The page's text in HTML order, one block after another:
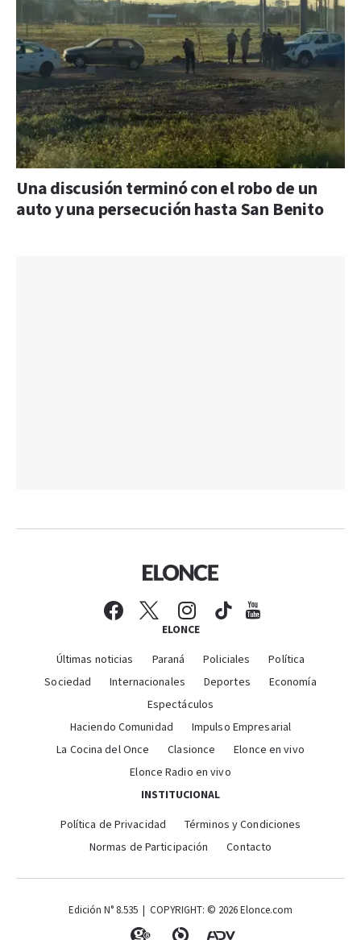
Una discusión terminó con el robo de un
auto y una persecución hasta San Benito
ELONCE
Últimas noticias Paraná Policiales
Política
Sociedad
Internacionales Deportes
Economía
Espectáculos
Haciendo Comunidad
Impulso Empresarial
La Cocina del Once
Clasionce
Elonce en vivo
Elonce Radio en vivo
INSTITUCIONAL
Política de Privacidad
Términos y Condiciones
Normas de Participación
Contacto
Edición N° 8.535 | COPYRIGHT: © 2026 Elonce.com